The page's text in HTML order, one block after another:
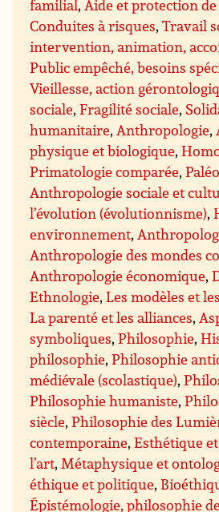
familial, Aide et protection de
Conduites à risques,Travail
intervention, animation,
Public empêché, besoins
Vieillesse, action
sociale,Fragilité sociale,
humanitaire, Anthropologie,
physique et biologique,
Primatologie comparée,
Anthropologie sociale et
l’évolution (évolutionnisme),
environnement,
Anthropologie des mondes
Anthropologie économique,
Ethnologie,Les modèles et
La parenté et les alliances,
symboliques,Philosophie,
philosophie,Philosophie
médiévale (scolastique),
Philosophie humaniste,
siècle,Philosophie des
contemporaine,Esthétique
l’art, Métaphysique et
éthique et politique,
Épistémologie, philosophie